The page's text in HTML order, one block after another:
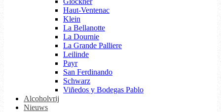
Haut-Ventenac
Klein
La Bellanotte
La Dournie
La Grande Palliere
Leilinde
Payr
San Ferdinando
Schwarz
Viñedos y Bodegas Pablo
Alcoholvrij
Nieuws